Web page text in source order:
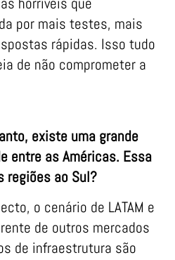
por mais testes, mais
rápidas. Isso tudo
de não comprometer a
existe uma grande
entre as Américas. Essa
regiões ao Sul?
o cenário de LATAM e
de outros mercados
de infraestrutura são